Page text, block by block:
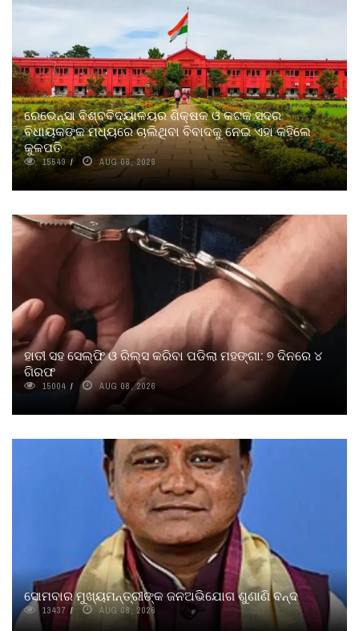
ରେଭେନ୍ସା ବିଶ୍ବବିଦ୍ୟାଳୟର ଶିକ୍ଷକ ଓ କଟକ ସଦର
ବିଧାୟକଙ୍କ ମଧ୍ୟରେ ଚାଲିଥିବା ବିବାଦକୁ ନେଇ ଏହା କହିଲେ
କୁଳପତି
15549 AUG 08, 2026
ହାତୀ ସହ ସେଲ୍‌ଫି ଓ ରିଲ୍ସ କରିବା ପଡିଲା ମହଙ୍ଗା: ୭ ଦିନରେ ୪
ଗିରଫ
15004 AUG 08, 2026
ସୋମବାର ମୁଖ୍ୟମନ୍ତ୍ରୀଙ୍କ ଜନଅଭିଯୋଗ ଶୁଣାଣି ବନ୍ଦ
13437 AUG 08, 2026